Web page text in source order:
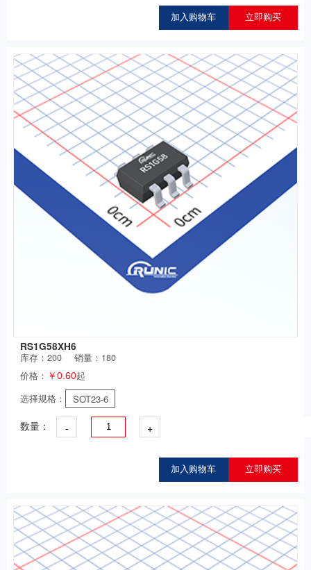
加入购物车 立即购买
RS1G58XH6
库存：200
销量：180
价格： ￥0.60起
选择规格：
SOT23-6
数量： - +
加入购物车 立即购买